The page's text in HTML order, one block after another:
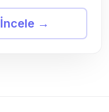
İncele →